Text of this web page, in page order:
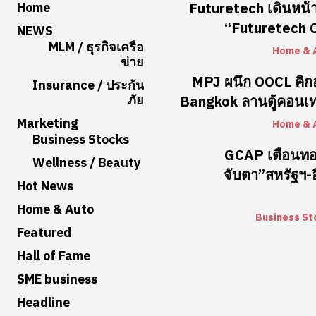
Home
NEWS
MLM / ธุรกิจเครือ
ข่าย
Insurance / ประกัน
ภัย
Marketing
Business Stocks
Wellness / Beauty
Hot News
Home & Auto
Featured
Hall of Fame
SME business
Headline
Futuretech เดินห
“Futuretech
Home &
MPJ ผนึก OOCL คิ
Bangkok ลานตู้คอน
Home &
GCAP เตือน
จับตา”สหรัฐฯ
Business